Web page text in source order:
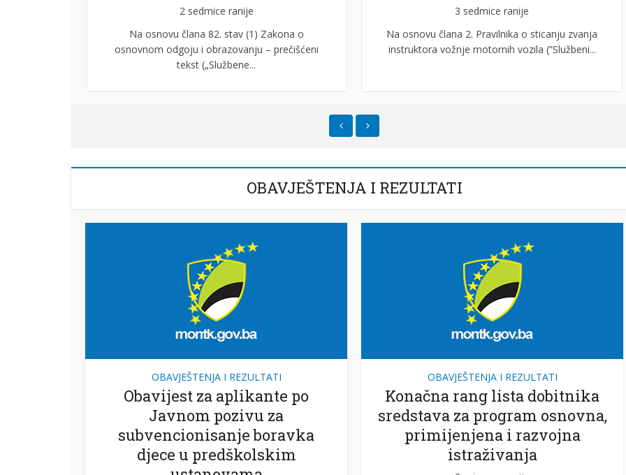
2 sedmice ranije
Na osnovu člana 82. stav (1) Zakona o
osnovnom odgoju i obrazovanju – prečišćeni
tekst („Službene...
3 sedmice ranije
Na osnovu člana 2. Pravilnika o sticanju zvanja
instruktora vožnje motornih vozila (”Službeni...
OBAVJEŠTENJA I REZULTATI
OBAVJEŠTENJA I REZULTATI
Obavijest za aplikante po
Javnom pozivu za
subvencionisanje boravka
djece u predškolskim
OBAVJEŠTENJA I REZULTATI
Konačna rang lista dobitnika
sredstava za program osnovna,
primijenjena i razvojna
istraživanja